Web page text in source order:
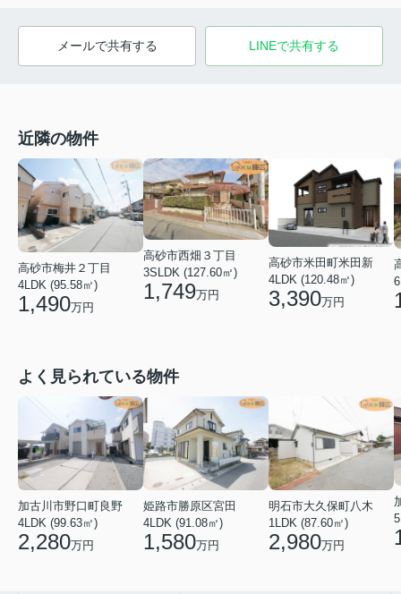
メールで共有する LINEで共有する
近隣の物件
高砂市梅井２丁目
4LDK (95.58㎡)
1,490万円
高砂市西畑３丁目
3SLDK (127.60㎡)
1,749万円
高砂市米田町米田新
4LDK (120.48㎡)
3,390万円
よく見られている物件
加古川市野口町良野
4LDK (99.63㎡)
2,280万円
姫路市勝原区宮田
4LDK (91.08㎡)
1,580万円
明石市大久保町八木
1LDK (87.60㎡)
2,980万円